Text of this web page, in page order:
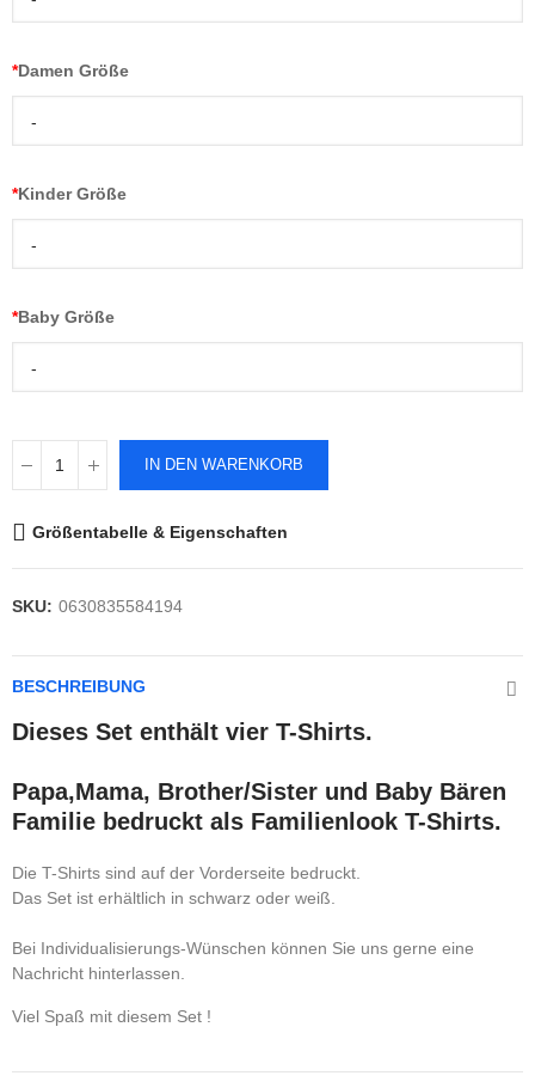
*Damen Größe
-
*Kinder Größe
-
*Baby Größe
-
IN DEN WARENKORB
Größentabelle & Eigenschaften
SKU: 0630835584194
BESCHREIBUNG
Dieses Set enthält vier T-Shirts.
Papa,Mama, Brother/Sister und Baby Bären
Familie bedruckt als Familienlook T-Shirts.
Die T-Shirts sind auf der Vorderseite bedruckt.
Das Set ist erhältlich in schwarz oder weiß.
Bei Individualisierungs-Wünschen können Sie uns gerne eine
Nachricht hinterlassen.
Viel Spaß mit diesem Set !